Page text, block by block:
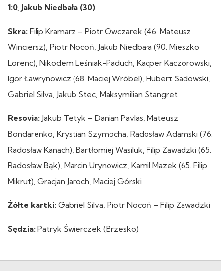
1:0, Jakub Niedbała (30)
Skra: Filip Kramarz – Piotr Owczarek (46. Mateusz
Winciersz), Piotr Nocoń, Jakub Niedbała (90. Mieszko
Lorenc), Nikodem Leśniak-Paduch, Kacper Kaczorowski,
Igor Ławrynowicz (68. Maciej Wróbel), Hubert Sadowski,
Gabriel Silva, Jakub Stec, Maksymilian Stangret
Resovia: Jakub Tetyk – Danian Pavlas, Mateusz
Bondarenko, Krystian Szymocha, Radosław Adamski (76.
Radosław Kanach), Bartłomiej Wasiluk, Filip Zawadzki (65.
Radosław Bąk), Marcin Urynowicz, Kamil Mazek (65. Filip
Mikrut), Gracjan Jaroch, Maciej Górski
Żółte kartki: Gabriel Silva, Piotr Nocoń – Filip Zawadzki
Sędzia: Patryk Świerczek (Brzesko)